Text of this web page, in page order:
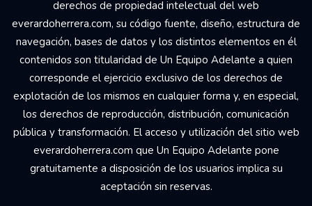
Your Add Here !!
© 2017 Un Equipo Adelante, San Rafael de Alajuela,
Comercial Udesa Sport. Todos los derechos reservados Los
derechos de propiedad intelectual del web
everardoherrera.com, su código fuente, diseño, estructura de